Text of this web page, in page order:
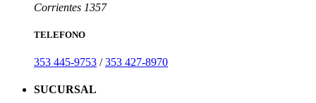
Corrientes 1357
TELEFONO
353 445-9753 /353 427-8970
SUCURSAL